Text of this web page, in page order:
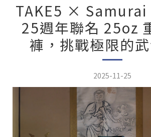
TAKE5 × Samurai
25週年聯名 25oz
褲，挑戰極限的
2025-11-25